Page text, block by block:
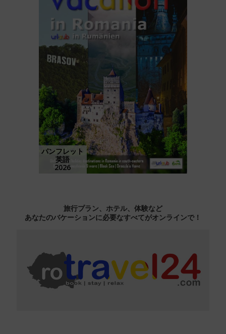
パンフレット
英語
2026
旅行プラン、ホテル、体験など
あなたのバケーションに必要なすべてがオンラインで！